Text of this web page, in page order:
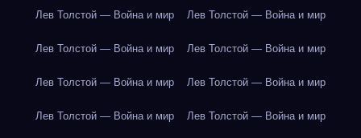
Лев Толстой — Война и мир Лев Толстой — Война и мир
Лев Толстой — Война и мир Лев Толстой — Война и мир
Лев Толстой — Война и мир Лев Толстой — Война и мир
Лев Толстой — Война и мир Лев Толстой — Война и мир